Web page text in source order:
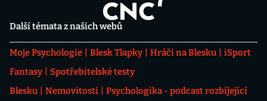
Další témata z našich webů
Moje Psychologie Blesk Tlapky Hráči na Blesku
iSport
Fantasy
Spotřebitelské testy
Blesku
Nemovitosti
Psychologika - podcast rozbíjející